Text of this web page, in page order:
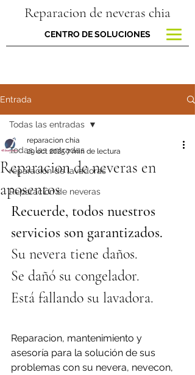
Reparacion de neveras chia
CENTRO DE SOLUCIONES
Entrada
Todas las entradas
reparacion de lavadoras
Reparación de neveras
Todas las entradas
Reparacion de neveras en
aposentos
reparacion chia
29 oct 20257 min de lectura
Recuerde, todos nuestros
servicios son garantizados.
Su nevera tiene daños.
Se dañó su congelador.
Está fallando su lavadora.
Reparacion, mantenimiento y
asesoría para la solución de sus
problemas con su nevera, nevecon,